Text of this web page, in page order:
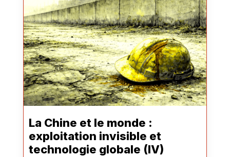
La Chine et le monde :
exploitation invisible et
technologie globale (IV)